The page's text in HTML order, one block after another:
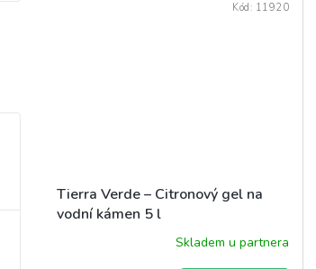
Tierra Verde – Citronový gel na
vodní kámen 5 l
Skladem u partnera
Kód: 11920